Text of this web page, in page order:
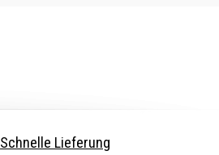
Schnelle Lieferung